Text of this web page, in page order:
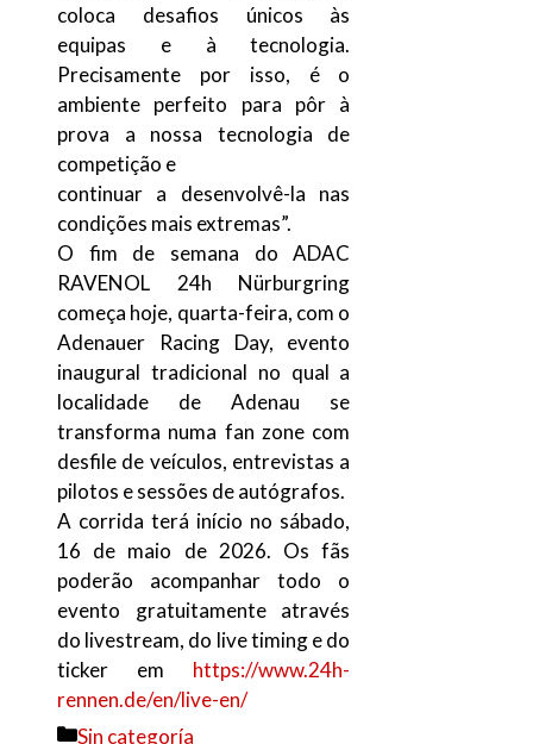
coloca desafios únicos às
equipas e à tecnologia.
Precisamente por isso, é o
ambiente perfeito para pôr à
prova a nossa tecnologia de
competição e
continuar a desenvolvê-la nas
condições mais extremas”.
O fim de semana do ADAC
RAVENOL 24h Nürburgring
começa hoje, quarta-feira, com o
Adenauer Racing Day, evento
inaugural tradicional no qual a
localidade de Adenau se
transforma numa fan zone com
desfile de veículos, entrevistas a
pilotos e sessões de autógrafos.
A corrida terá início no sábado,
16 de maio de 2026. Os fãs
poderão acompanhar todo o
evento gratuitamente através
do livestream, do live timing e do
ticker em https://www.24h-
rennen.de/en/live-en/
Categorías
Sin categoría